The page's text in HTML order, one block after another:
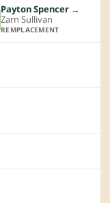
Payton Spencer →︎
Zarn Sullivan
REMPLACEMENT